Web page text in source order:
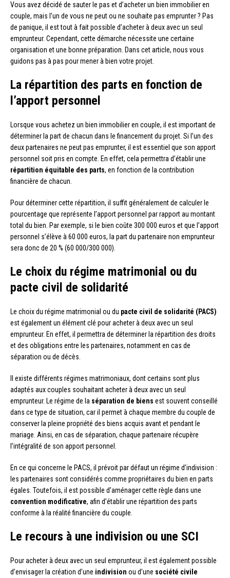
Vous avez décidé de sauter le pas et d’acheter un bien immobilier en
couple, mais l’un de vous ne peut ou ne souhaite pas emprunter ? Pas
de panique, il est tout à fait possible d’acheter à deux avec un seul
emprunteur. Cependant, cette démarche nécessite une certaine
organisation et une bonne préparation. Dans cet article, nous vous
guidons pas à pas pour mener à bien votre projet.
La répartition des parts en fonction de
l’apport personnel
Lorsque vous achetez un bien immobilier en couple, il est important de
déterminer la part de chacun dans le financement du projet. Si l’un des
deux partenaires ne peut pas emprunter, il est essentiel que son apport
personnel soit pris en compte. En effet, cela permettra d’établir une
répartition équitable des parts, en fonction de la contribution
financière de chacun.
Pour déterminer cette répartition, il suffit généralement de calculer le
pourcentage que représente l’apport personnel par rapport au montant
total du bien. Par exemple, si le bien coûte 300 000 euros et que l’apport
personnel s’élève à 60 000 euros, la part du partenaire non emprunteur
sera donc de 20 % (60 000/300 000).
Le choix du régime matrimonial ou du
pacte civil de solidarité
Le choix du régime matrimonial ou du pacte civil de solidarité (PACS)
est également un élément clé pour acheter à deux avec un seul
emprunteur. En effet, il permettra de déterminer la répartition des droits
et des obligations entre les partenaires, notamment en cas de
séparation ou de décès.
Il existe différents régimes matrimoniaux, dont certains sont plus
adaptés aux couples souhaitant acheter à deux avec un seul
emprunteur. Le régime de la séparation de biens est souvent conseillé
dans ce type de situation, car il permet à chaque membre du couple de
conserver la pleine propriété des biens acquis avant et pendant le
mariage. Ainsi, en cas de séparation, chaque partenaire récupère
l’intégralité de son apport personnel.
En ce qui concerne le PACS, il prévoit par défaut un régime d’indivision :
les partenaires sont considérés comme propriétaires du bien en parts
égales. Toutefois, il est possible d’aménager cette règle dans une
convention modificative, afin d’établir une répartition des parts
conforme à la réalité financière du couple.
Le recours à une indivision ou une SCI
Pour acheter à deux avec un seul emprunteur, il est également possible
d’envisager la création d’une indivision ou d’une société civile